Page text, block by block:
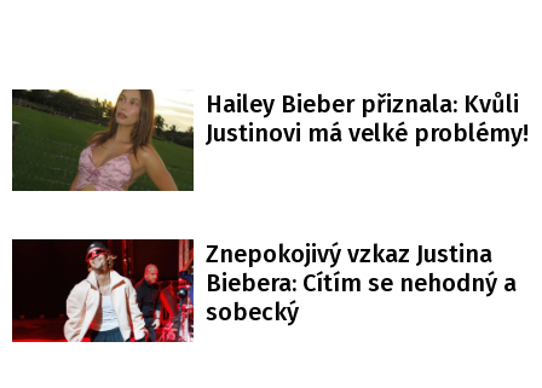
Hailey Bieber přiznala: Kvůli
Justinovi má velké problémy!
Znepokojivý vzkaz Justina
Biebera: Cítím se nehodný a
sobecký